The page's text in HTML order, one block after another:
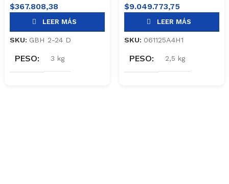
$367.808,38
LEER MÁS
SKU: GBH 2-24 D
PESO 3 kg
$9.049.773,75
LEER MÁS
SKU: 061125A4H1
PESO 2,5 kg